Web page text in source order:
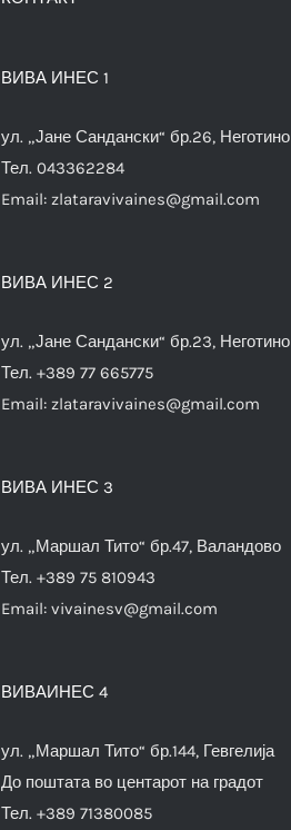
ВИВА ИНЕС 1
ул. „Јане Сандански“ бр.26, Неготино
Тел. 043362284
Email: zlataravivaines@gmail.com
ВИВА ИНЕС 2
ул. „Јане Сандански“ бр.23, Неготино
Тел. +389 77 665775
Email: zlataravivaines@gmail.com
ВИВА ИНЕС 3
ул. „Маршал Тито“ бр.47, Валандово
Тел. +389 75 810943
Email: vivainesv@gmail.com
ВИВАИНЕС 4
ул. „Маршал Тито“ бр.144, Гевгелија
До поштата во центарот на градот
Тел. +389 71380085